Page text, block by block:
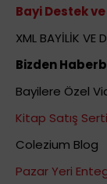
Bayi Destek
XML BAYİLİK VE
Bizden
Bayilere Özel
Kitap Satış
Colezium Blog
Pazar Yeri